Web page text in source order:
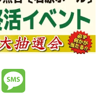
Hatena